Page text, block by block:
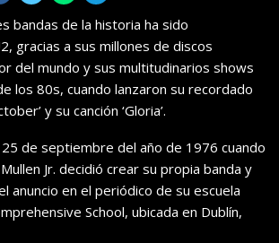
bandas de la historia ha sido
gracias a sus millones de discos
del mundo y sus multitudinarios shows
los 80s, cuando lanzaron su recordado
y su canción ‘Gloria’.
de septiembre del año de 1976 cuando
Jr. decidió crear su propia banda y
anuncio en el periódico de su escuela
School, ubicada en Dublín,